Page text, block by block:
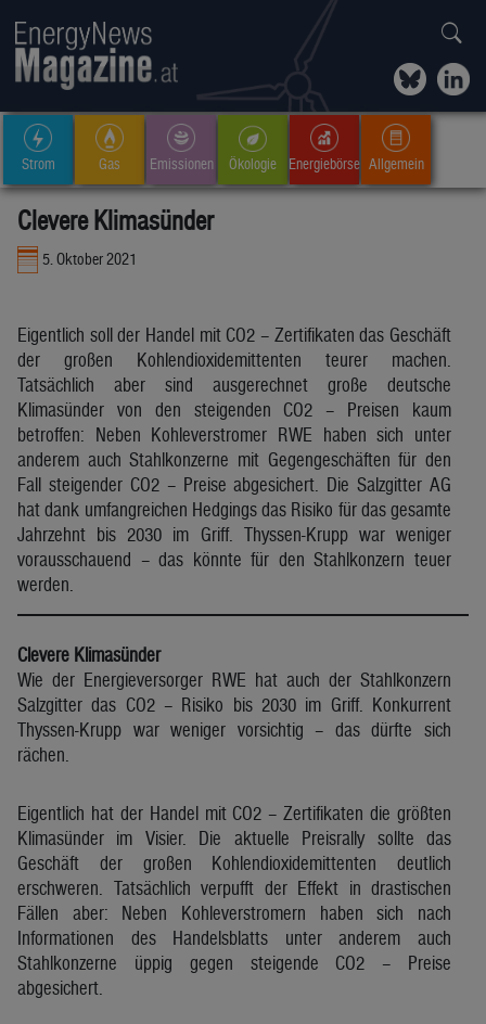
Strom Gas Emissionen Ökologie Energiebörse Allgemein
Clevere Klimasünder
5. Oktober 2021
Eigentlich soll der Handel mit CO2 – Zertifikaten das Geschäft
der großen Kohlendioxidemittenten teurer machen.
Tatsächlich aber sind ausgerechnet große deutsche
Klimasünder von den steigenden CO2 – Preisen kaum
betroffen: Neben Kohleverstromer RWE haben sich unter
anderem auch Stahlkonzerne mit Gegengeschäften für den
Fall steigender CO2 – Preise abgesichert. Die Salzgitter AG
hat dank umfangreichen Hedgings das Risiko für das gesamte
Jahrzehnt bis 2030 im Griff. Thyssen-Krupp war weniger
vorausschauend – das könnte für den Stahlkonzern teuer
werden.
Clevere Klimasünder
Wie der Energieversorger RWE hat auch der Stahlkonzern
Salzgitter das CO2 – Risiko bis 2030 im Griff. Konkurrent
Thyssen-Krupp war weniger vorsichtig – das dürfte sich
rächen.
Eigentlich hat der Handel mit CO2 – Zertifikaten die größten
Klimasünder im Visier. Die aktuelle Preisrally sollte das
Geschäft der großen Kohlendioxidemittenten deutlich
erschweren. Tatsächlich verpufft der Effekt in drastischen
Fällen aber: Neben Kohleverstromern haben sich nach
Informationen des Handelsblatts unter anderem auch
Stahlkonzerne üppig gegen steigende CO2 – Preise
abgesichert.